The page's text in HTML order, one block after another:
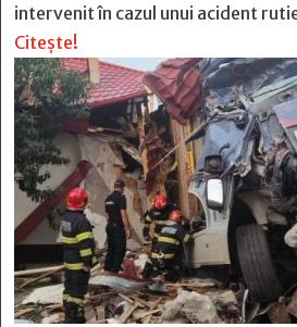
intervenit în cazul unui acident
Citește!